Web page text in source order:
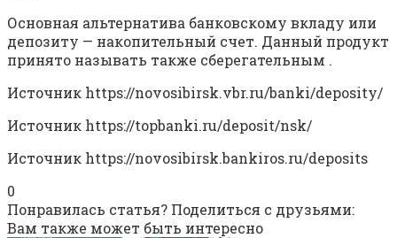
Основная альтернатива банковскому вкладу или
депозиту — накопительный счет. Данный продукт
принято называть также сберегательным .
Источник https://novosibirsk.vbr.ru/banki/deposity/
Источник https://topbanki.ru/deposit/nsk/
Источник https://novosibirsk.bankiros.ru/deposits
0
Понравилась статья? Поделиться с друзьями:
Вам также может быть интересно